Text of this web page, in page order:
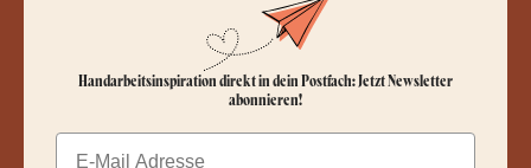
Handarbeitsinspiration direkt in dein Postfach: Jetzt Newsletter
abonnieren!
Email